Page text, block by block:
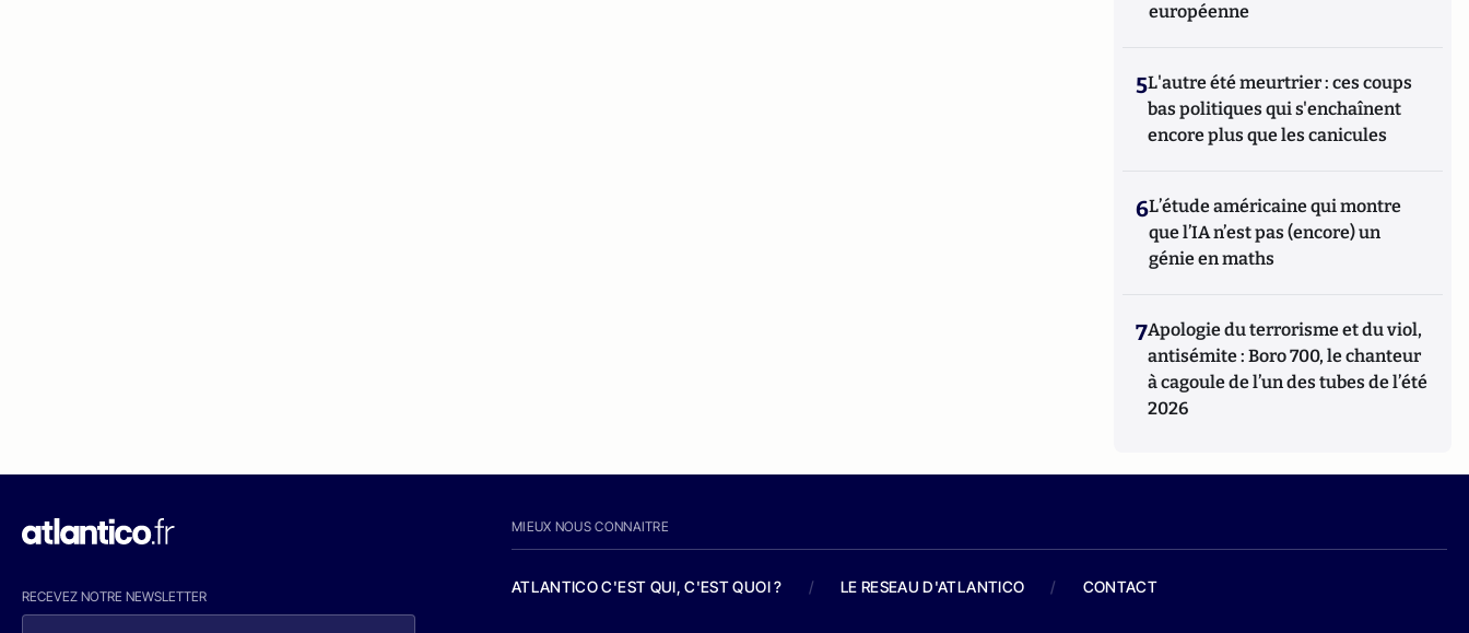
européenne
5L'autre été meurtrier : ces coups
bas politiques qui s'enchaînent
encore plus que les canicules
6L’étude américaine qui montre
que l’IA n’est pas (encore) un
génie en maths
7Apologie du terrorisme et du viol,
antisémite : Boro 700, le chanteur
à cagoule de l’un des tubes de l’été
2026
RECEVEZ NOTRE NEWSLETTER
MIEUX NOUS CONNAITRE
ATLANTICO C'EST QUI, C'EST QUOI ? / LE RESEAU D'ATLANTICO / CONTACT